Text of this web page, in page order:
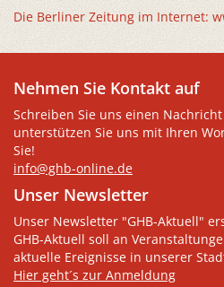
Die Berliner Zeitung im Internet:
Nehmen Sie Kontakt auf
Schreiben Sie uns einen
unterstützen Sie uns mit Ihren
Sie!
info@ghb-online.de
Unser Newsletter
Unser Newsletter "GHB-Aktuell"
GHB-Aktuell soll an
aktuelle Ereignisse in unserer
Hier geht´s zur Anmeldung